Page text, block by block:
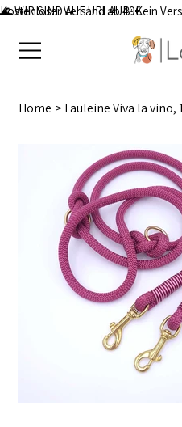
Kostenloser Versand ab 49€
🌊 WIR SIND AUF URLAUB: Kein
Home >Tauleine Viva la vino,